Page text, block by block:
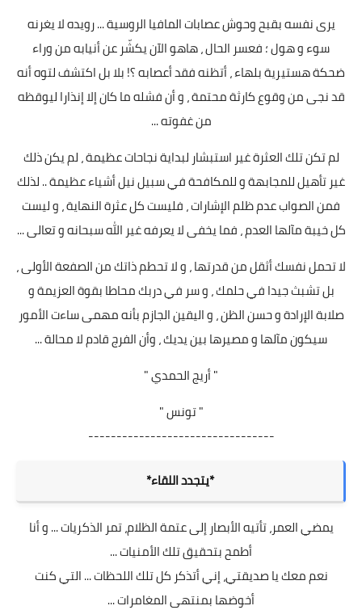
يرى نفسه بقبح وحوش عصابات المافيا الروسية ... رويده لا يغرنه
سوء و هول ؛ فعسر الحال ، هاهو الآن يكشّر عن أنيابه من وراء
ضحكة هستيرية بلهاء ، أتظنه فقد أعصابه ؟! بلا بل اكتشف لتوه أنه
قد نجى من وقوع كارثة محتمة ، و أن فشله ما كان إلا إنذارا ليوقظه
من غفوته ...
لم تكن تلك العثرة غير استبشار لبداية نجاحات عظيمة ، لم يكن ذلك
غير تأهيل للمجابهة و للمكافحة في سبيل نيل أشياء عظيمة .. لذلك
فمن الصواب عدم ظلم الإشارات ، فليست كل عثرة النهاية ، و ليست
كل خيبة مآلها العدم ، فما يخفى لا يعرفه غير الله سبحانه و تعالى ...
لا تحمل نفسك أثقل من قدرتها ، و لا تحطم ذاتك من الصفعة الأولى ،
بل تشبث جيدا في حلمك ، و سر في دربك محاطا بقوة العزيمة و
صلابة الإرادة و حسن الظن ، و اليقين الجازم بأنه مهمى ساءت الأمور
سيكون مآلها و مصيرها بين يديك ، وأن الفرج قادم لا محالة ...
" أريج الحمدي "
" تونس "
---------------------------------
*يتجدد اللقاء*
يمضي العمر، تأتيه الأبصار إلى عتمة الظلام، تمر الذكريات ... و أنا
أطمح بتحقيق تلك الأمنيات ...
نعم معك يا صديقتي، إني أتذكر كل تلك اللحظات ... التي كنت
أخوضها بمنتهى المغامرات ...